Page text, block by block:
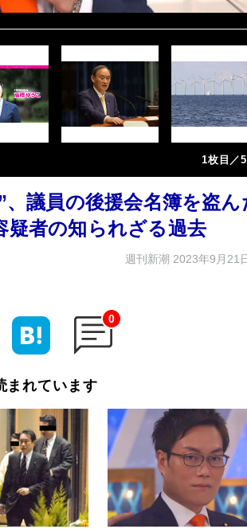
1枚目／
議員の後援会名簿を盗ん
者の知られざる過去
週刊新潮 2023年9月21
0
まれています